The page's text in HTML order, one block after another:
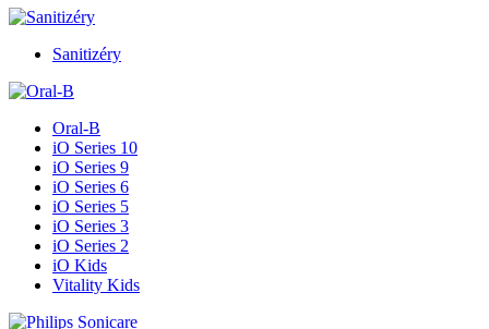
Sanitizéry
Oral-B
iO Series 10
iO Series 9
iO Series 6
iO Series 5
iO Series 3
iO Series 2
iO Kids
Vitality Kids